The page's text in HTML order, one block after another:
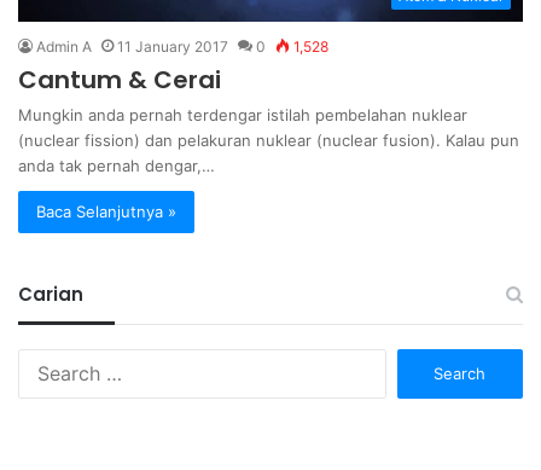
Admin A 11 January 2017 0 1,528
Cantum & Cerai
Mungkin anda pernah terdengar istilah pembelahan nuklear
(nuclear fission) dan pelakuran nuklear (nuclear fusion). Kalau pun
anda tak pernah dengar,…
Baca Selanjutnya »
Carian